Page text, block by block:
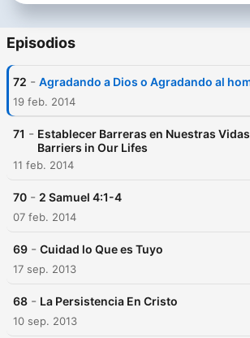
Episodios
72 - Agradando a Dios o Agradando al
19 feb. 2014
71 - Establecer Barreras en Nuestras
Barriers in Our Lifes
11 feb. 2014
70 - 2 Samuel 4:1-4
07 feb. 2014
69 - Cuidad lo Que es Tuyo
17 sep. 2013
68 - La Persistencia En Cristo
10 sep. 2013